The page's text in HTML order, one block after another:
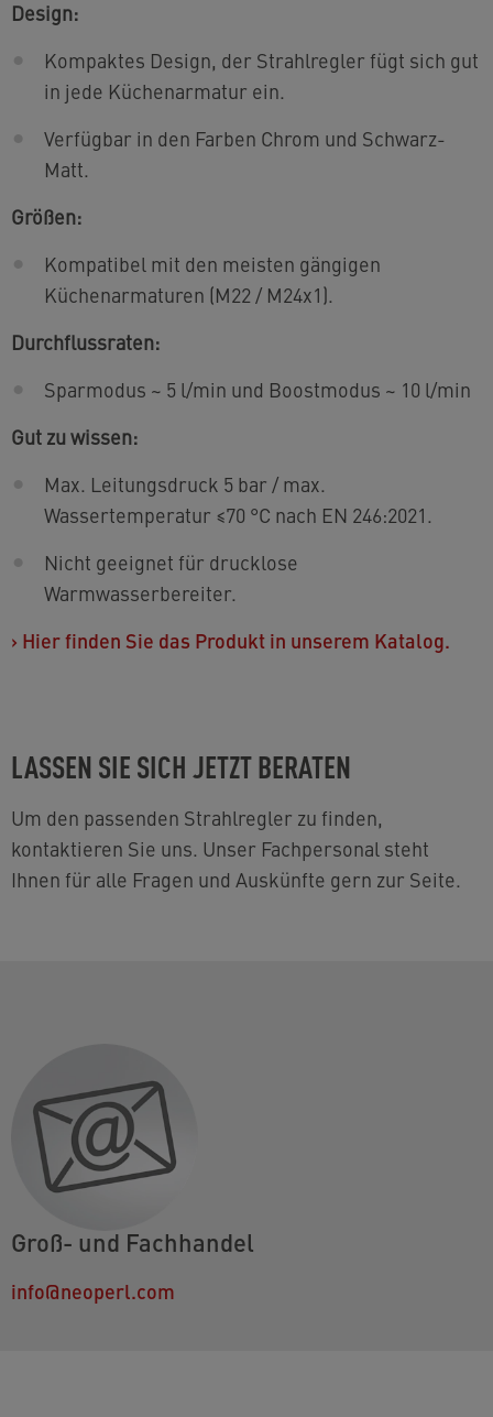
Design:
Kompaktes Design, der Strahlregler fügt sich gut
in jede Küchenarmatur ein.
Verfügbar in den Farben Chrom und Schwarz-
Matt.
Größen:
Kompatibel mit den meisten gängigen
Küchenarmaturen (M22 / M24x1).
Durchflussraten:
Sparmodus ~ 5 l/min und Boostmodus ~ 10 l/min
Gut zu wissen:
Max. Leitungsdruck 5 bar / max.
Wassertemperatur ≤70 °C nach EN 246:2021.
Nicht geeignet für drucklose
Warmwasserbereiter.
› Hier finden Sie das Produkt in unserem Katalog.
LASSEN SIE SICH JETZT BERATEN
Um den passenden Strahlregler zu finden,
kontaktieren Sie uns. Unser Fachpersonal steht
Ihnen für alle Fragen und Auskünfte gern zur Seite.
Groß- und Fachhandel
info@neoperl.com